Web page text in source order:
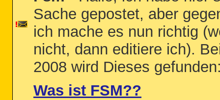
Sache gepostet, aber
ich mache es nun richtig
nicht, dann editiere ich).
2008 wird Dieses
Was ist FSM??